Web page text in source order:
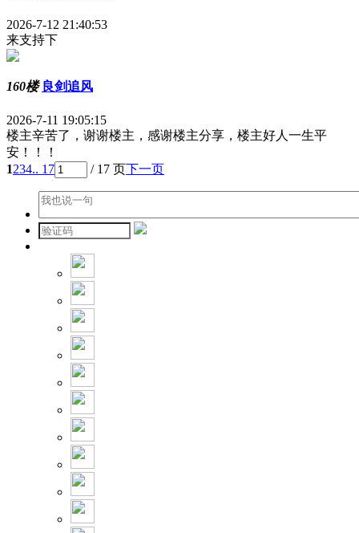
2026-7-12 21:40:53
来支持下
160楼 良剑追风
2026-7-11 19:05:15
楼主辛苦了，谢谢楼主，感谢楼主分享，楼主好人一生平
安！！！
1234.. 17 / 17 页下一页